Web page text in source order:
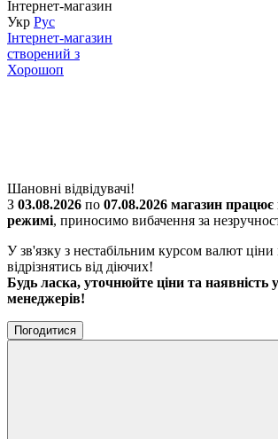
Інтернет-магазин
Укр Рус
Інтернет-магазин
створений з
Хорошоп
Шановні відвідувачі!
З 03.08.2026 по 07.08.2026 магазин
режимі, приносимо вибачення за
У зв'язку з нестабільним курсом валют
відрізнятись від діючих!
Будь ласка, уточнюйте ціни та наявність
менеджерів!
Погодитися